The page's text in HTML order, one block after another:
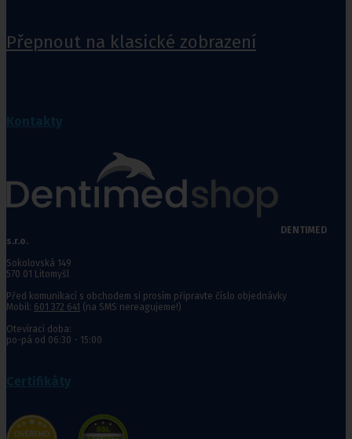
Přepnout na klasické zobrazení
DENTIMED
s.r.o.
Sokolovská 149
570 01 Litomyšl
Před komunikací s obchodem si prosím připravte číslo objednávky
Mobil: 601 372 641 (na SMS nereagujeme!)
Otevírací doba:
po-pá od 06:30 - 15:00